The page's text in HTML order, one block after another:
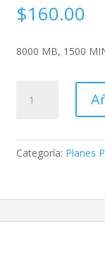
$160.00
8000 MB, 1500
cantidad
Categoría: Planes